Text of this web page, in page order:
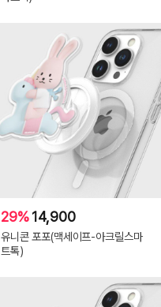
29%14,900
유니콘 포포(맥세이프-아크릴스마
트톡)